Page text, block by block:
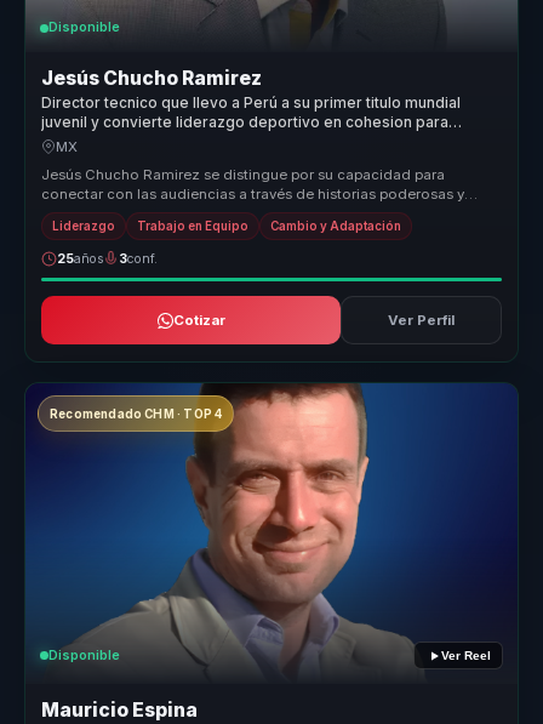
Disponible
Jesús Chucho Ramirez
Director tecnico que llevo a Perú a su primer titulo mundial
juvenil y convierte liderazgo deportivo en cohesion para
equipos.
MX
Jesús Chucho Ramirez se distingue por su capacidad para
conectar con las audiencias a través de historias poderosas y
lecciones aprendida...
Liderazgo Trabajo en Equipo Cambio y Adaptación
25años 3conf.
Cotizar Ver Perfil
Recomendado CHM · TOP 4
Disponible Ver Reel
Mauricio Espina